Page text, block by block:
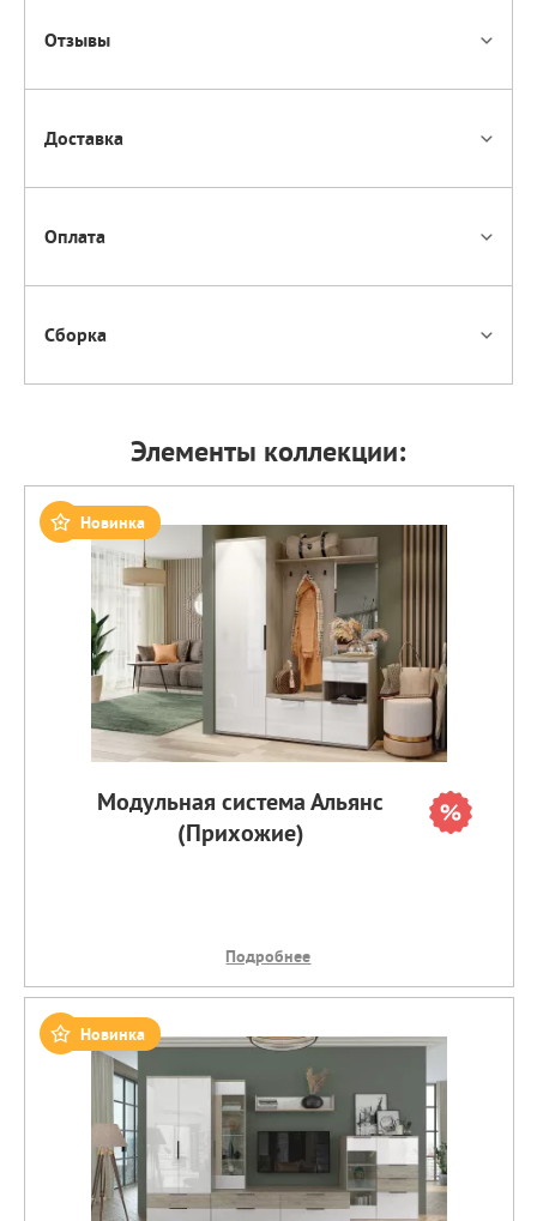
Отзывы
Доставка
Оплата
Сборка
Элементы коллекции:
Новинка
Модульная система Альянс
(Прихожие)
Подробнее
Новинка